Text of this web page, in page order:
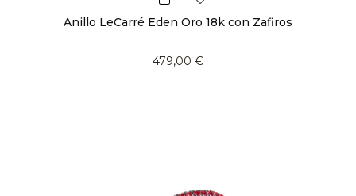
Anillo LeCarré Eden Oro 18k con Zafiros
479,00 €